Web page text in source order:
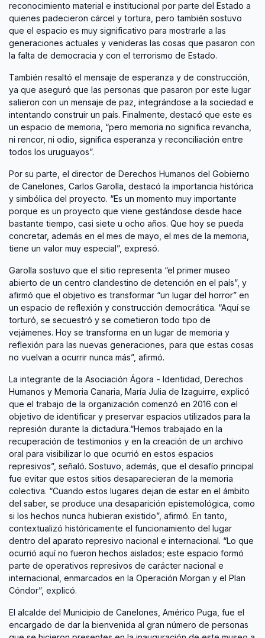
reconocimiento material e institucional por parte del Estado a
quienes padecieron cárcel y tortura, pero también sostuvo
que el espacio es muy significativo para mostrarle a las
generaciones actuales y venideras las cosas que pasaron con
la falta de democracia y con el terrorismo de Estado.
También resaltó el mensaje de esperanza y de construcción,
ya que aseguró que las personas que pasaron por este lugar
salieron con un mensaje de paz, integrándose a la sociedad e
intentando construir un país. Finalmente, destacó que este es
un espacio de memoria, “pero memoria no significa revancha,
ni rencor, ni odio, significa esperanza y reconciliación entre
todos los uruguayos”.
Por su parte, el director de Derechos Humanos del Gobierno
de Canelones, Carlos Garolla, destacó la importancia histórica
y simbólica del proyecto. “Es un momento muy importante
porque es un proyecto que viene gestándose desde hace
bastante tiempo, casi siete u ocho años. Que hoy se pueda
concretar, además en el mes de mayo, el mes de la memoria,
tiene un valor muy especial”, expresó.
Garolla sostuvo que el sitio representa “el primer museo
abierto de un centro clandestino de detención en el país”, y
afirmó que el objetivo es transformar “un lugar del horror” en
un espacio de reflexión y construcción democrática. “Aquí se
torturó, se secuestró y se cometieron todo tipo de
vejámenes. Hoy se transforma en un lugar de memoria y
reflexión para las nuevas generaciones, para que estas cosas
no vuelvan a ocurrir nunca más”, afirmó.
La integrante de la Asociación Ágora - Identidad, Derechos
Humanos y Memoria Canaria, María Julia de Izaguirre, explicó
que el trabajo de la organización comenzó en 2016 con el
objetivo de identificar y preservar espacios utilizados para la
represión durante la dictadura.“Hemos trabajado en la
recuperación de testimonios y en la creación de un archivo
oral para visibilizar lo que ocurrió en estos espacios
represivos”, señaló. Sostuvo, además, que el desafío principal
fue evitar que estos sitios desaparecieran de la memoria
colectiva. “Cuando estos lugares dejan de estar en el ámbito
del saber, se produce una desaparición epistemológica, como
si los hechos nunca hubieran existido”, afirmó. En tanto,
contextualizó históricamente el funcionamiento del lugar
dentro del aparato represivo nacional e internacional. “Lo que
ocurrió aquí no fueron hechos aislados; este espacio formó
parte de operativos represivos de carácter nacional e
internacional, enmarcados en la Operación Morgan y el Plan
Cóndor”, explicó.
El alcalde del Municipio de Canelones, Américo Puga, fue el
encargado de dar la bienvenida al gran número de personas